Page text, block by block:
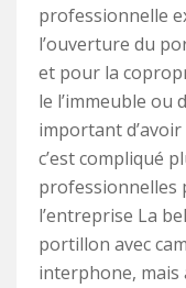
professionnelle
l’ouverture du
et pour la
le l’immeuble ou
important
c’est compliqué
professionnelles
l’entreprise La
portillon avec
interphone, mais